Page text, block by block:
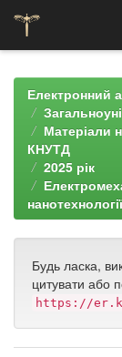
navigationЕлектронний
Матеріали
КНУТД
2025 рік
нанотехнології
Будь ласка,
цитувати або
https://